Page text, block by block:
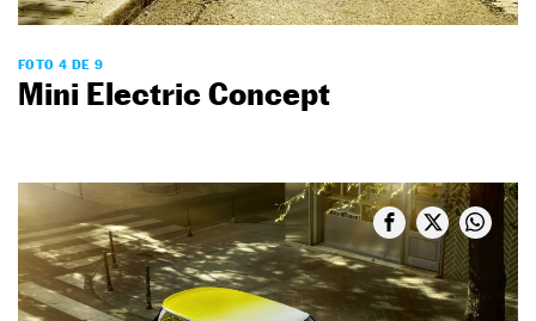
FOTO 4 DE 9
Mini Electric Concept